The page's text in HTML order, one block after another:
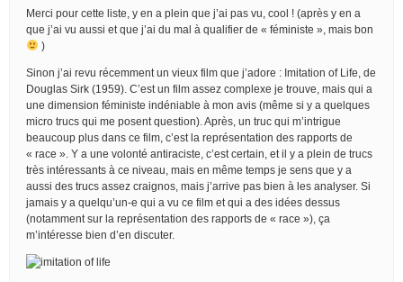
Merci pour cette liste, y en a plein que j’ai pas vu, cool ! (après y en a
que j’ai vu aussi et que j’ai du mal à qualifier de « féministe », mais bon
)
Sinon j’ai revu récemment un vieux film que j’adore : Imitation of Life, de
Douglas Sirk (1959). C’est un film assez complexe je trouve, mais qui a
une dimension féministe indéniable à mon avis (même si y a quelques
micro trucs qui me posent question). Après, un truc qui m’intrigue
beaucoup plus dans ce film, c’est la représentation des rapports de
« race ». Y a une volonté antiraciste, c’est certain, et il y a plein de trucs
très intéressants à ce niveau, mais en même temps je sens que y a
aussi des trucs assez craignos, mais j’arrive pas bien à les analyser. Si
jamais y a quelqu’un-e qui a vu ce film et qui a des idées dessus
(notamment sur la représentation des rapports de « race »), ça
m’intéresse bien d’en discuter.